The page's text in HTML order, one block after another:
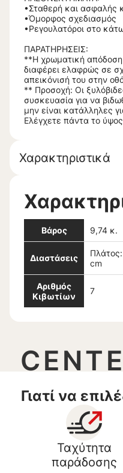
•Σταθερή και ασφαλής
•Όμορφος σχεδιασμός
•Ρεγουλατόροι στο
ΠΑΡΑΤΗΡΗΣΕΙΣ:
**Η χρωματική απόδοση
διαφέρει ελαφρώς σε
απεικόνισή του στην
** Προσοχή: Οι
συσκευασία για να
μην είναι κατάλληλες
Ελέγχετε πάντα το
Χαρακτηριστικά
Βάρος 9,74 κ.
Διαστάσεις
cm
Αριθμός
Κιβωτίων
7
Γιατί να
Ταχύτητα
παράδοσης